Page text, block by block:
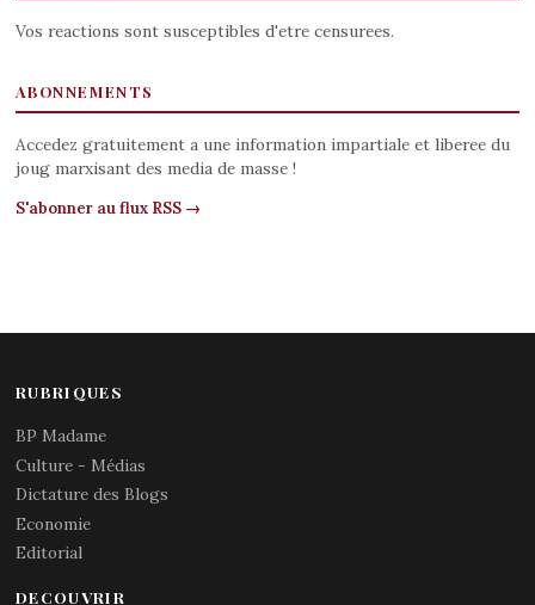
Vos reactions sont susceptibles d'etre censurees.
ABONNEMENTS
Accedez gratuitement a une information impartiale et liberee du
joug marxisant des media de masse !
S'abonner au flux RSS →
RUBRIQUES
BP Madame
Culture - Médias
Dictature des Blogs
Economie
Editorial
DECOUVRIR